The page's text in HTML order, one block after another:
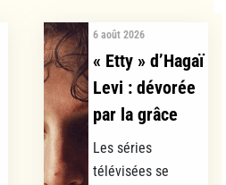
6 août 2026
« Etty » d’Hagaï
Levi : dévorée
par la grâce
Les séries
télévisées se